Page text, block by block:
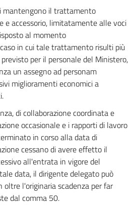
mantengono il trattamento
e accessorio, limitatamente alle voci
al momento
in cui tale trattamento risulti più
per il personale del Ministero,
un assegno ad personam
miglioramenti economici a
di collaborazione coordinata e
occasionale e i rapporti di lavoro
in corso alla data di
cessano di avere effetto il
all'entrata in vigore del
data, il dirigente delegato può
oltre l'originaria scadenza per far
dal comma 50.